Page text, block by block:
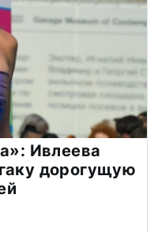
Ивлеева
дорогущую